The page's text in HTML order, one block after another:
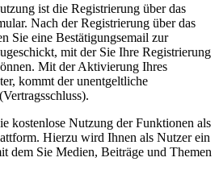
ist die Registrierung über das
Nach der Registrierung über das
Sie eine Bestätigungsemail zur
mit der Sie Ihre Registrierung
Mit der Aktivierung Ihres
kommt der unentgeltliche
kostenlose Nutzung der Funktionen als
Hierzu wird Ihnen als Nutzer ein
dem Sie Medien, Beiträge und Themen